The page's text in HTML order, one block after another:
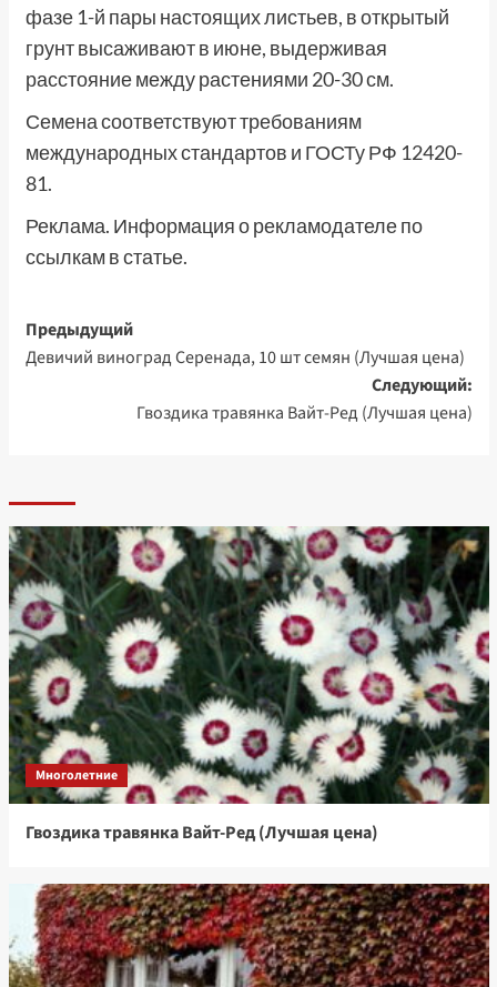
фазе 1-й пары настоящих листьев, в открытый
грунт высаживают в июне, выдерживая
расстояние между растениями 20-30 см.
Семена соответствуют требованиям
международных стандартов и ГОСТу РФ 12420-
81.
Реклама. Информация о рекламодателе по
ссылкам в статье.
Навигация
записи
Предыдущий
Девичий виноград Серенада, 10 шт семян (Лучшая цена)
Следующий:
Гвоздика травянка Вайт-Ред (Лучшая цена)
Многолетние
Гвоздика травянка Вайт-Ред (Лучшая цена)